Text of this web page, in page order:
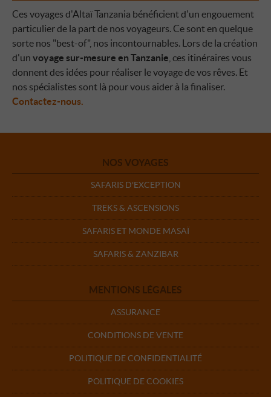
Ces voyages d'Altaï Tanzania bénéficient d'un engouement
particulier de la part de nos voyageurs. Ce sont en quelque
sorte nos "best-of", nos incontournables. Lors de la création
d'un voyage sur-mesure en Tanzanie , ces itinéraires vous
donnent des idées pour réaliser le voyage de vos rêves. Et
nos spécialistes sont là pour vous aider à la finaliser.
Contactez-nous.
NOS VOYAGES
SAFARIS D'EXCEPTION
TREKS & ASCENSIONS
SAFARIS ET MONDE MASAÏ
SAFARIS & ZANZIBAR
MENTIONS LÉGALES
ASSURANCE
CONDITIONS DE VENTE
POLITIQUE DE CONFIDENTIALITÉ
POLITIQUE DE COOKIES